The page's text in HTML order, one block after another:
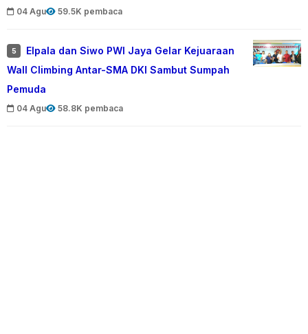
04 Agu 59.5K pembaca
5
Elpala dan Siwo PWI Jaya Gelar Kejuaraan
Wall Climbing Antar-SMA DKI Sambut Sumpah
Pemuda
04 Agu 58.8K pembaca